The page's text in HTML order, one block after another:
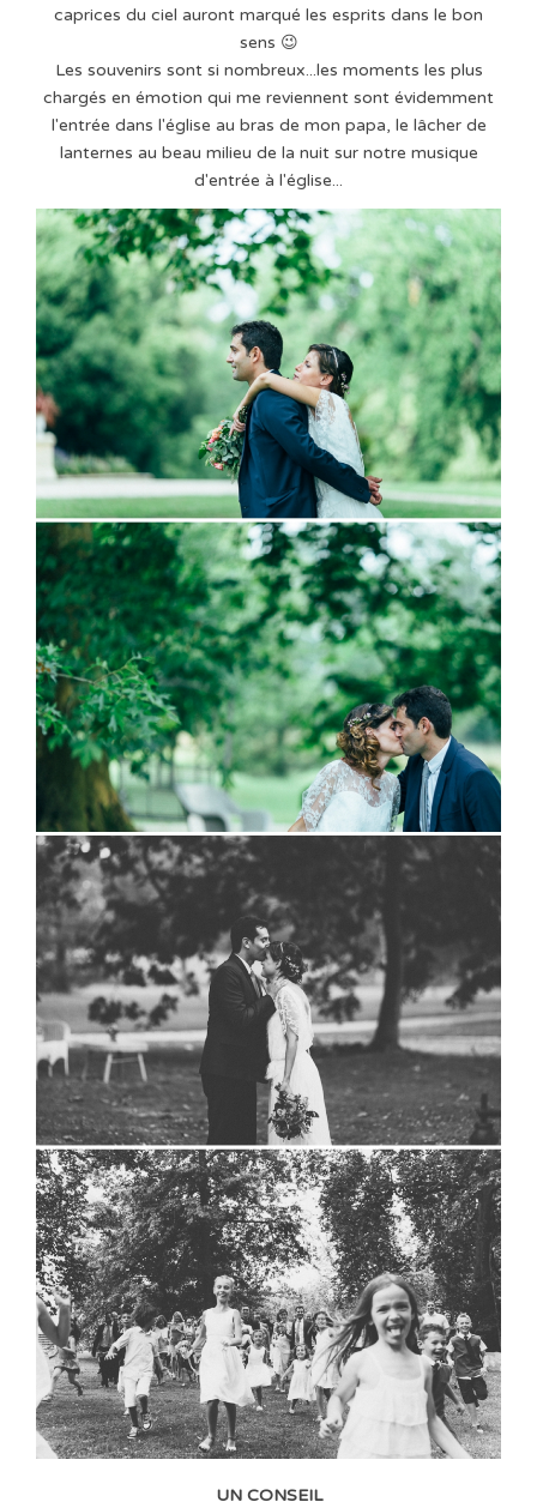
caprices du ciel auront marqué les esprits dans le bon
sens 😉
Les souvenirs sont si nombreux...les moments les plus
chargés en émotion qui me reviennent sont évidemment
l'entrée dans l'église au bras de mon papa, le lâcher de
lanternes au beau milieu de la nuit sur notre musique
d'entrée à l'église...
UN CONSEIL